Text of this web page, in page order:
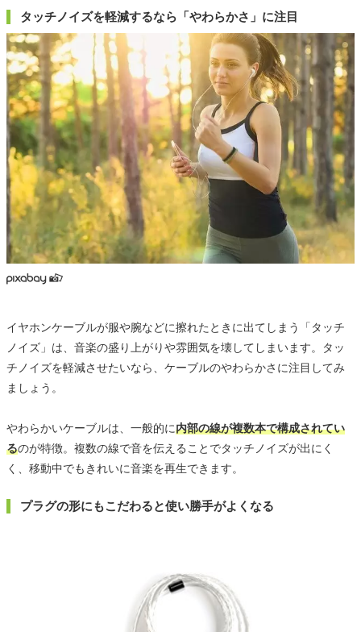
タッチノイズを軽減するなら「やわらかさ」に注目
イヤホンケーブルが服や腕などに擦れたときに出てしまう「タッチ
ノイズ」は、音楽の盛り上がりや雰囲気を壊してしまいます。タッ
チノイズを軽減させたいなら、ケーブルのやわらかさに注目してみ
ましょう。
やわらかいケーブルは、一般的に内部の線が複数本で構成されてい
るのが特徴。複数の線で音を伝えることでタッチノイズが出にく
く、移動中でもきれいに音楽を再生できます。
プラグの形にもこだわると使い勝手がよくなる